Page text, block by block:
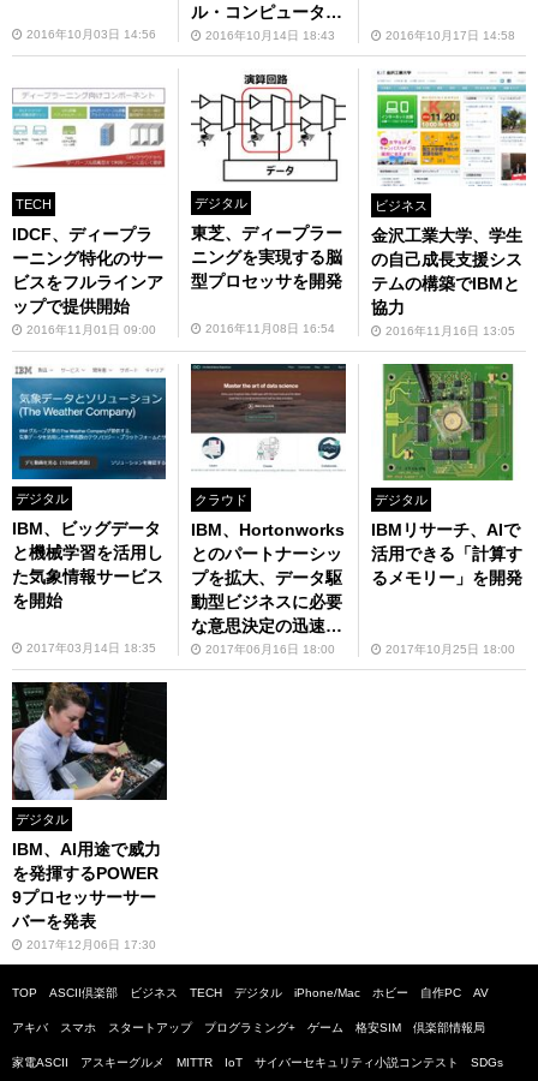
2016年10月03日 14:56
ル・コンピュータ
ー」を発表
2016年10月14日 18:43 2016年10月17日 14:58
TECH
IDCF、ディープラ
ーニング特化のサー
ビスをフルラインア
ップで提供開始
2016年11月01日 09:00
デジタル
東芝、ディープラー
ニングを実現する脳
型プロセッサを開発
2016年11月08日 16:54
ビジネス
金沢工業大学、学生
の自己成長支援シス
テムの構築でIBMと
協力
2016年11月16日 13:05
デジタル
IBM、ビッグデータ
と機械学習を活用し
た気象情報サービス
を開始
2017年03月14日 18:35
クラウド
IBM、Hortonworks
とのパートナーシッ
プを拡大、データ駆
動型ビジネスに必要
な意思決定の迅速化
を支援
2017年06月16日 18:00
デジタル
IBMリサーチ、AIで
活用できる「計算す
るメモリー」を開発
2017年10月25日 18:00
デジタル
IBM、AI用途で威力
を発揮するPOWER
9プロセッサーサー
バーを発表
2017年12月06日 17:30
TOP ASCII倶楽部 ビジネス TECH デジタル iPhone/Mac ホビー 自作PC AV
アキバ スマホ スタートアップ プログラミング+ ゲーム 格安SIM 倶楽部情報局
家電ASCII アスキーグルメ MITTR IoT サイバーセキュリティ小説コンテスト SDGs